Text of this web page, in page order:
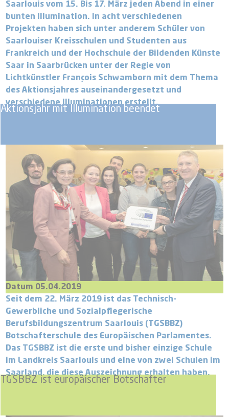
Aktionsjahr mit Illumination beendet
Saarlouis vom 15. Bis 17. März jeden Abend in einer
bunten Illumination. In acht verschiedenen
Projekten haben sich unter anderem Schüler von
Saarlouiser Kreisschulen und Studenten aus
Frankreich und der Hochschule der Bildenden Künste
Saar in Saarbrücken unter der Regie von
Lichtkünstler François Schwamborn mit dem Thema
des Aktionsjahres auseinandergesetzt und
verschiedene Illuminationen erstellt.
TGSBBZ ist europäischer Botschafter
Datum 05.04.2019
Seit dem 22. März 2019 ist das Technisch-
Gewerbliche und Sozialpflegerische
Berufsbildungszentrum Saarlouis (TGSBBZ)
Botschafterschule des Europäischen Parlamentes.
Das TGSBBZ ist die erste und bisher einzige Schule
im Landkreis Saarlouis und eine von zwei Schulen im
Saarland, die diese Auszeichnung erhalten haben.